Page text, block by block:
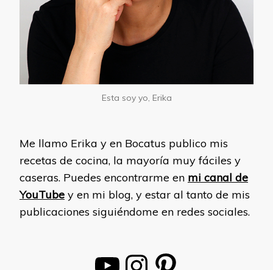
Esta soy yo, Erika
Me llamo Erika y en Bocatus publico mis
recetas de cocina, la mayoría muy fáciles y
caseras. Puedes encontrarme en mi canal de
YouTube y en mi blog, y estar al tanto de mis
publicaciones siguiéndome en redes sociales.